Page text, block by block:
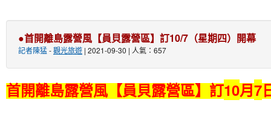
●首開離島露營風【員貝露營區】訂10/7（星期四）開幕
記者陳猛-觀光旅遊 | 2021-09-30 | 人氣：657
首開離島露營風【員貝露營區】訂10月 7